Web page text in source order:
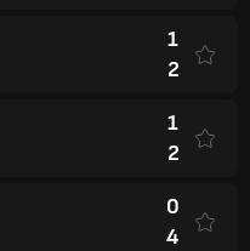
1
2
1
2
0
4